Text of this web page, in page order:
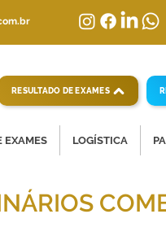
RESULTADO DE EXAMES
EXAMES LOGÍSTICA